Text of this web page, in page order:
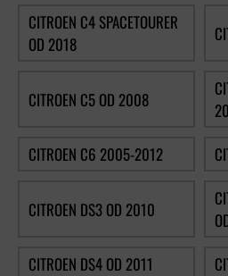
CITROEN C4 SPACETOURER
OD 2018
CITROEN C5 OD 2008
CITROEN C6 2005-2012
CITROEN DS3 OD 2010
CITROEN DS4 OD 2011